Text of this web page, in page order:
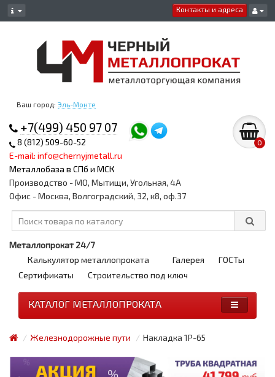
Контакты и адреса
Ваш город: Эль-Монте
+7(499) 450 97 07
8 (812) 509-60-52
E-mail: info@chernyjmetall.ru
Металлобаза в СПб и МСК
0
Производство - МО, Мытищи, Угольная, 4А
Офис - Москва, Волгоградский, 32, к8, оф.37
Металлопрокат 24/7
Калькулятор металлопроката
Галерея
ГОСТы
Сертификаты
Строительство под ключ
КАТАЛОГ МЕТАЛЛОПРОКАТА
Железнодорожные пути Накладка 1Р-65